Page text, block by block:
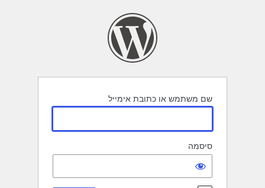
שם משתמש או כתובת אימייל
סיסמה